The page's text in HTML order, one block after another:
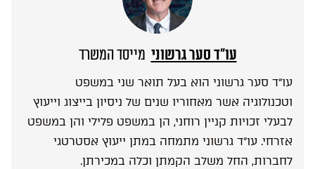
עו”ד סער גרשוני מייסד המשרד
עו”ד סער גרשוני הוא בעל תואר שני במשפט
וטכנולוגיה אשר מאחוריו שנים של ניסיון בייצוג וייעוץ
לבעלי זכויות קניין רוחני, הן במשפט פלילי והן במשפט
אזרחי. עו”ד גרשוני מתמחה במתן ייעוץ אסטרטגי
לחברות, החל משלב הקמתן וכלה במכירתן.